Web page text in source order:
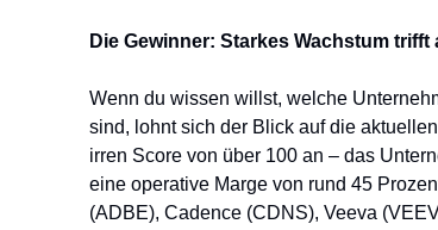
Die Gewinner: Starkes Wachstum
Wenn du wissen willst, welche
sind, lohnt sich der Blick auf die
irren Score von über 100 an – das
eine operative Marge von rund 45
(ADBE), Cadence (CDNS), Veeva